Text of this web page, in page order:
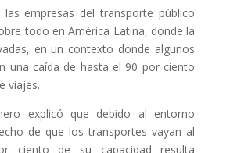
las empresas del transporte público
todo en América Latina, donde la
en un contexto donde algunos
una caída de hasta el 90 por ciento
viajes.
explicó que debido al entorno
de que los transportes vayan al
ciento de su capacidad resulta